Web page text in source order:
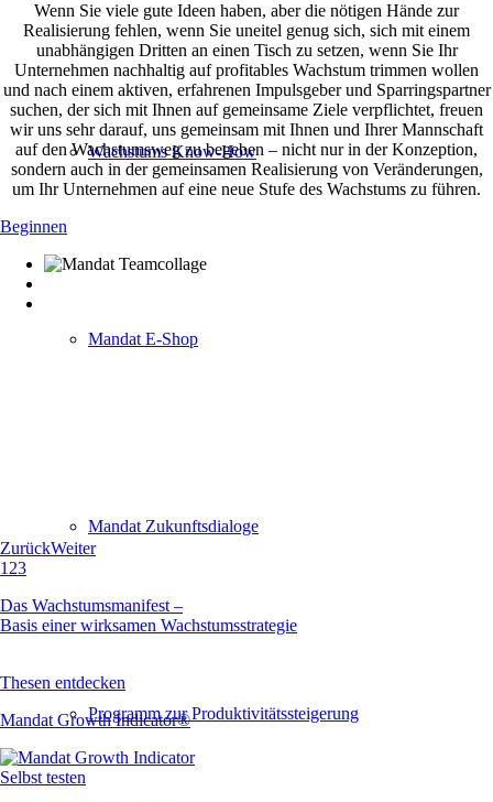
Wachstums Know-How
Mandat E-Shop
Mandat Zukunftsdialoge
Programm zur Produktivitätssteigerung
Wenn Sie viele gute Ideen haben, aber die nötigen Hände zur
Realisierung fehlen, wenn Sie uneitel genug sich, sich mit einem
unabhängigen Dritten an einen Tisch zu setzen, wenn Sie Ihr
Unternehmen nachhaltig auf profitables Wachstum trimmen wollen
und nach einem aktiven, erfahrenen Impulsgeber und Sparringspartner
suchen, der sich mit Ihnen auf gemeinsame Ziele verpflichtet, freuen
wir uns sehr darauf, uns gemeinsam mit Ihnen und Ihrer Mannschaft
auf den Wachstumsweg zu begeben – nicht nur in der Konzeption,
sondern auch in der gemeinsamen Realisierung von Veränderungen,
um Ihr Unternehmen auf eine neue Stufe des Wachstums zu führen.
Beginnen
ZurückWeiter
1 23
Das Wachstumsmanifest –
Basis einer wirksamen Wachstumsstrategie
Thesen entdecken
Mandat Growth Indicator®
Selbst testen